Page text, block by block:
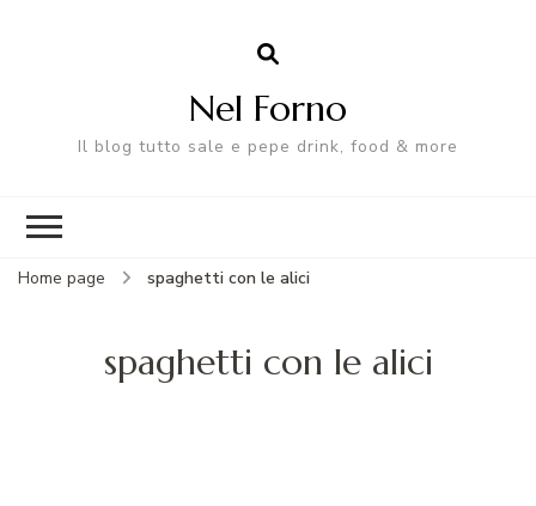
Nel Forno
Il blog tutto sale e pepe drink, food & more
Home page spaghetti con le alici
spaghetti con le alici